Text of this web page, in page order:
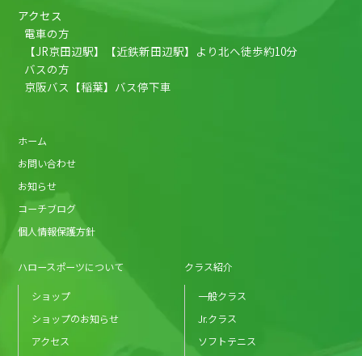
アクセス
電車の方
【JR京田辺駅】【近鉄新田辺駅】より北へ徒歩約10分
バスの方
京阪バス【稲葉】バス停下車
ホーム
お問い合わせ
お知らせ
コーチブログ
個人情報保護方針
ハロースポーツについて
ショップ
ショップのお知らせ
アクセス
クラス紹介
一般クラス
Jr.クラス
ソフトテニス